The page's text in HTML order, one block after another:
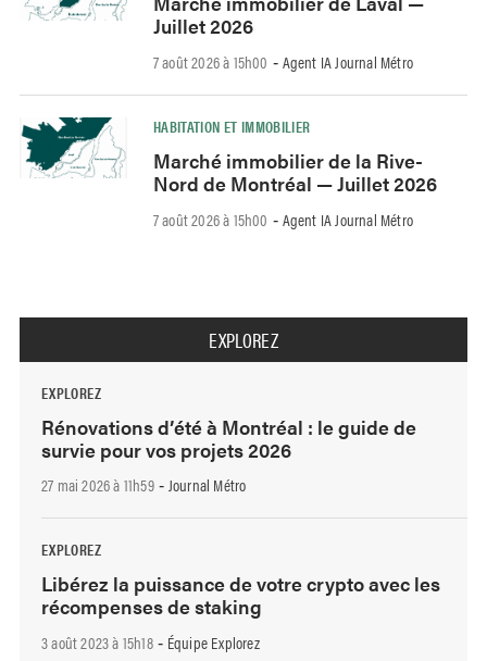
Juillet 2026
7 août 2026 à 15h00 - Agent IA Journal Métro
HABITATION ET IMMOBILIER
Marché immobilier de la Rive-
Nord de Montréal — Juillet 2026
7 août 2026 à 15h00 - Agent IA Journal Métro
EXPLOREZ
EXPLOREZ
Rénovations d’été à Montréal : le guide de
survie pour vos projets 2026
27 mai 2026 à 11h59- Journal Métro
EXPLOREZ
Libérez la puissance de votre crypto avec les
récompenses de staking
3 août 2023 à 15h18- Équipe Explorez